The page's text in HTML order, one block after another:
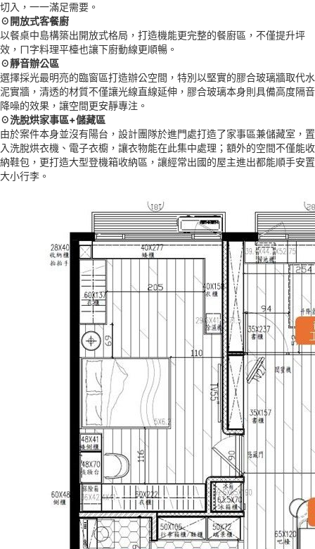
切入，一一滿足需要。
☉開放式客餐廚
以餐桌中島構築出開放式格局，打造機能更完整的餐廚區，不僅提升坪
效，ㄇ字料理平檯也讓下廚動線更順暢。
☉靜音辦公區
選擇採光最明亮的臨窗區打造辦公空間，特別以堅實的膠合玻璃牆取代水
泥實牆，清透的材質不僅讓光線直線延伸，膠合玻璃本身則具備高度隔音
降噪的效果，讓空間更安靜專注。
☉洗脫烘家事區+儲藏區
由於案件本身並沒有陽台，設計團隊於進門處打造了家事區兼儲藏室，置
入洗脫烘衣機、電子衣櫥，讓衣物能在此集中處理；額外的空間不僅能收
納鞋包，更打造大型登機箱收納區，讓經常出國的屋主進出都能順手安置
大小行李。